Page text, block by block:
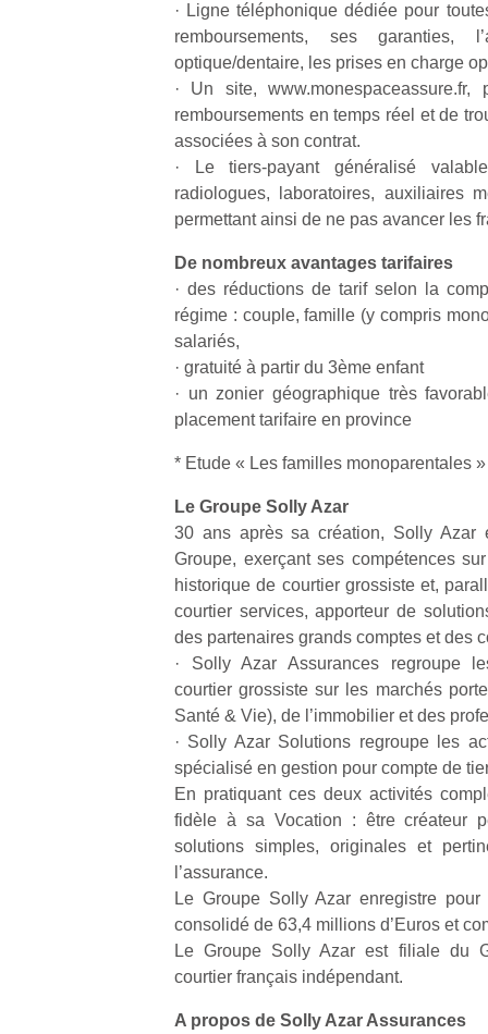
· Ligne téléphonique dédiée pour
remboursements, ses garanties,
optique/dentaire, les prises en charge
· Un site,
remboursements en temps réel et de
associées à son contrat.
· Le tiers-payant généralisé
radiologues, laboratoires, auxiliaires
permettant ainsi de ne pas avancer les
De nombreux avantages tarifaires
· des réductions de tarif selon la
régime : couple, famille (y compris
salariés,
· gratuité à partir du 3ème enfant
· un zonier géographique très
placement tarifaire en province
* Etude « Les familles monoparentales
Le Groupe Solly Azar
30 ans après sa création, Solly Azar
Groupe, exerçant ses compétences
historique de courtier grossiste et,
courtier services, apporteur de
des partenaires grands comptes et des
· Solly Azar Assurances regroupe
courtier grossiste sur les marchés
Santé & Vie), de l’immobilier et des
· Solly Azar Solutions regroupe les
spécialisé en gestion pour compte de
En pratiquant ces deux activités
fidèle à sa Vocation : être créateur
solutions simples, originales et
l’assurance.
Le Groupe Solly Azar enregistre pour
consolidé de 63,4 millions d’Euros et
Le Groupe Solly Azar est filiale du
courtier français indépendant.
A propos de Solly Azar Assurances
trottinette
Beeper
Les
enfants
souvent
d’énergie.
Varier les
n’est pas
toujours
simple.
divertissement,
physique
ou
Des
trampolines
pour les
les petits !
Durant les
vacances
et avec le
retour des
beaux
jours, c’est
rêvée
pour les
enfants